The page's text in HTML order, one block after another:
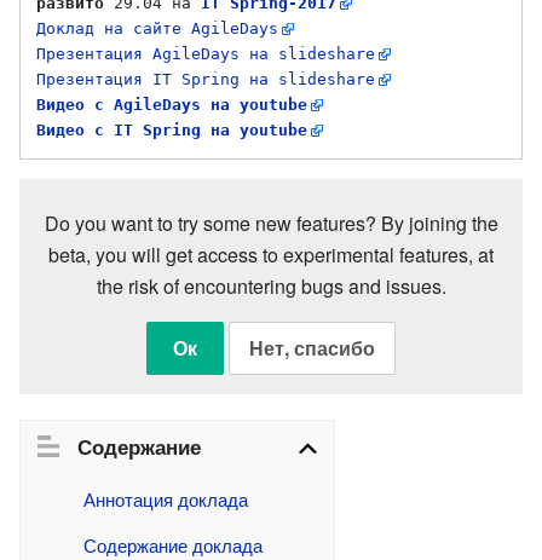
Доклад на сайте AgileDays
Презентация AgileDays на slideshare
Презентация IT Spring на slideshare
Видео с AgileDays на youtube
Видео с IT Spring на youtube
Do you want to try some new features? By joining the
beta, you will get access to experimental features, at
the risk of encountering bugs and issues.
Ок Нет, спасибо
Содержание
Аннотация доклада
Содержание доклада